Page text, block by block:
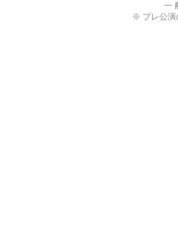
一
※ プレ公演